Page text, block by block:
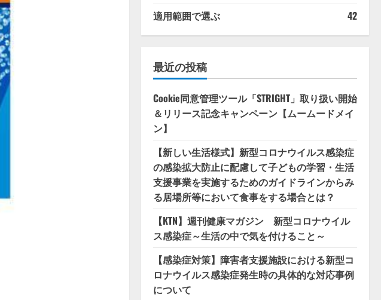
適用範囲で選ぶ
42
最近の投稿
Cookie同意管理ツール「STRIGHT」取り扱い開始
＆リリース記念キャンペーン【ムームードメイ
ン】
【新しい生活様式】新型コロナウイルス感染症
の感染拡大防止に配慮して子どもの学習・生活
支援事業を実施するためのガイドラインからみ
る居場所等において食事をする場合とは？
【KTN】週刊健康マガジン 新型コロナウイル
ス感染症～生活の中で気を付けること～
【感染症対策】障害者支援施設における新型コ
ロナウイルス感染症発生時の具体的な対応事例
について